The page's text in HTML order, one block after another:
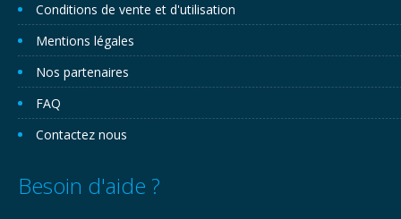
Conditions de vente et d'utilisation
Mentions légales
Nos partenaires
FAQ
Contactez nous
Besoin d'aide ?